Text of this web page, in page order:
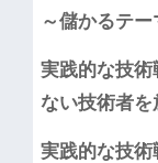
～儲かるテ
実践的な技
ない技術者を
実践的な技